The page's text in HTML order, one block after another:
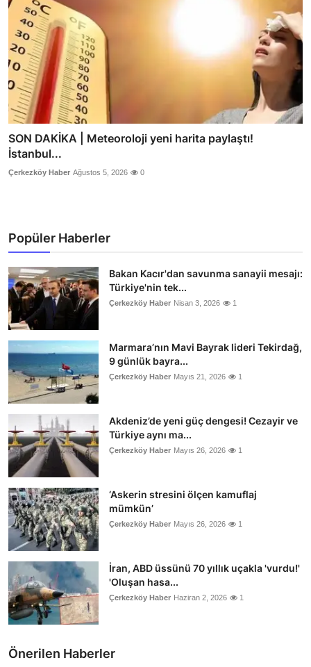
SON DAKİKA | Meteoroloji yeni harita paylaştı!
İstanbul...
Çerkezköy Haber Ağustos 5, 2026 0
Popüler Haberler
Bakan Kacır'dan savunma sanayii mesajı:
Türkiye'nin tek...
Çerkezköy Haber Nisan 3, 2026 1
Marmara’nın Mavi Bayrak lideri Tekirdağ,
9 günlük bayra...
Çerkezköy Haber Mayıs 21, 2026 1
Akdeniz’de yeni güç dengesi! Cezayir ve
Türkiye aynı ma...
Çerkezköy Haber Mayıs 26, 2026 1
‘Askerin stresini ölçen kamuflaj
mümkün’
Çerkezköy Haber Mayıs 26, 2026 1
İran, ABD üssünü 70 yıllık uçakla 'vurdu!'
'Oluşan hasa...
Çerkezköy Haber Haziran 2, 2026 1
Önerilen Haberler